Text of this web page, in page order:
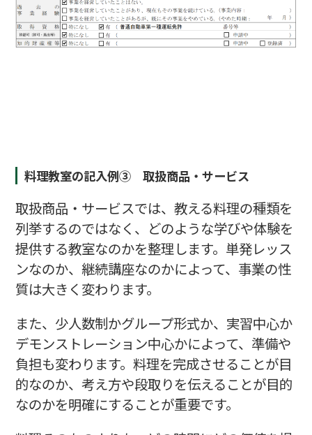
料理教室の記入例③ 取扱商品・サービス
取扱商品・サービスでは、教える料理の種類を
列挙するのではなく、どのような学びや体験を
提供する教室なのかを整理します。単発レッス
ンなのか、継続講座なのかによって、事業の性
質は大きく変わります。
また、少人数制かグループ形式か、実習中心か
デモンストレーション中心かによって、準備や
負担も変わります。料理を完成させることが目
的なのか、考え方や段取りを伝えることが目的
なのかを明確にすることが重要です。